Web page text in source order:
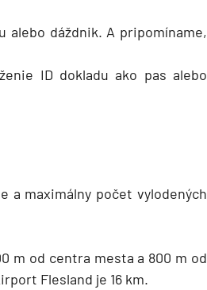
alebo dáždnik. A pripomíname,
ID dokladu ako pas alebo
a maximálny počet vylodených
m od centra mesta a 800 m od
Flesland je 16 km.